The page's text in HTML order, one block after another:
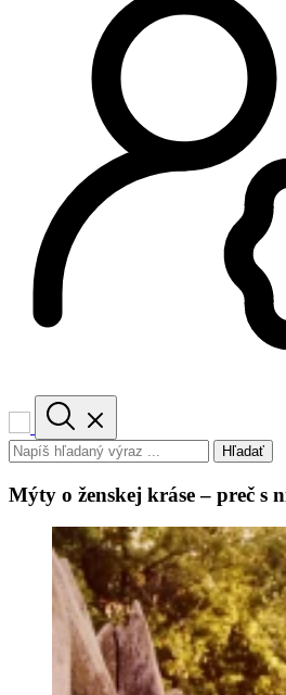
Hľadať
Mýty o ženskej kráse – preč s